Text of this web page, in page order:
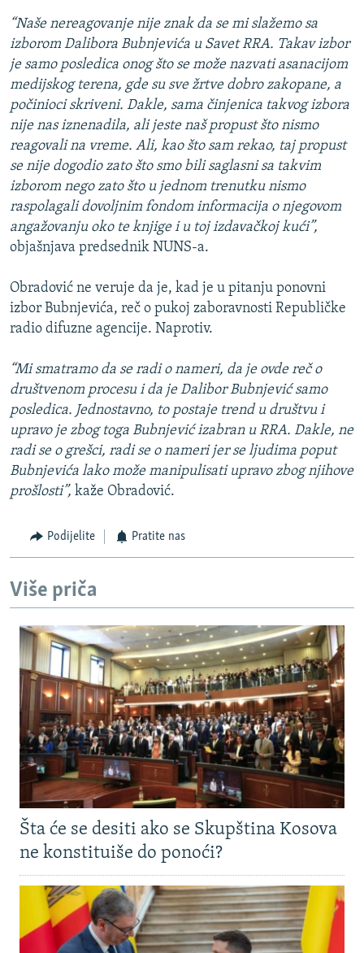
“Naše nereagovanje nije znak da se mi slažemo sa
izborom Dalibora Bubnjevića u Savet RRA. Takav izbor
je samo posledica onog što se može nazvati asanacijom
medijskog terena, gde su sve žrtve dobro zakopane, a
počinioci skriveni. Dakle, sama činjenica takvog izbora
nije nas iznenadila, ali jeste naš propust što nismo
reagovali na vreme. Ali, kao što sam rekao, taj propust
se nije dogodio zato što smo bili saglasni sa takvim
izborom nego zato što u jednom trenutku nismo
raspolagali dovoljnim fondom informacija o njegovom
angažovanju oko te knjige i u toj izdavačkoj kući”,
objašnjava predsednik NUNS-a.
Obradović ne veruje da je, kad je u pitanju ponovni
izbor Bubnjevića, reč o pukoj zaboravnosti Republičke
radio difuzne agencije. Naprotiv.
“Mi smatramo da se radi o nameri, da je ovde reč o
društvenom procesu i da je Dalibor Bubnjević samo
posledica. Jednostavno, to postaje trend u društvu i
upravo je zbog toga Bubnjević izabran u RRA. Dakle, ne
radi se o grešci, radi se o nameri jer se ljudima poput
Bubnjevića lako može manipulisati upravo zbog njihove
prošlosti”, kaže Obradović.
Podijelite Pratite nas
Više priča
Šta će se desiti ako se Skupština Kosova
ne konstituiše do ponoći?